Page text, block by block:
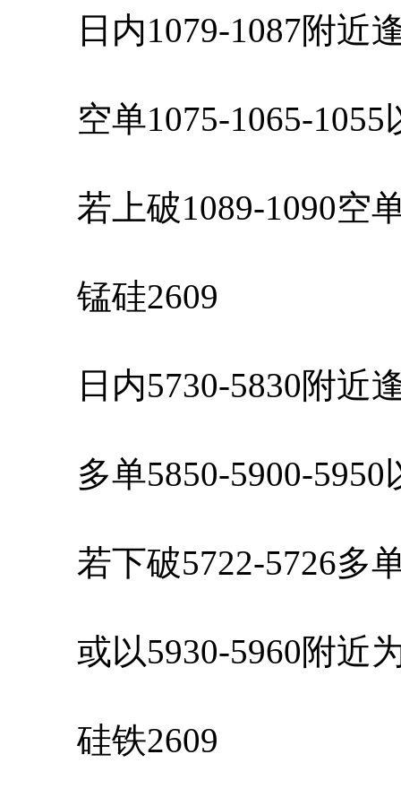
日内1079-1087附近
空单1075-1065-1055
若上破1089-1090空
锰硅2609
日内5730-5830附近
多单5850-5900-5950
若下破5722-5726多
或以5930-5960附近
硅铁2609